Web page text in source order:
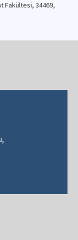
Fakültesi, 34469,